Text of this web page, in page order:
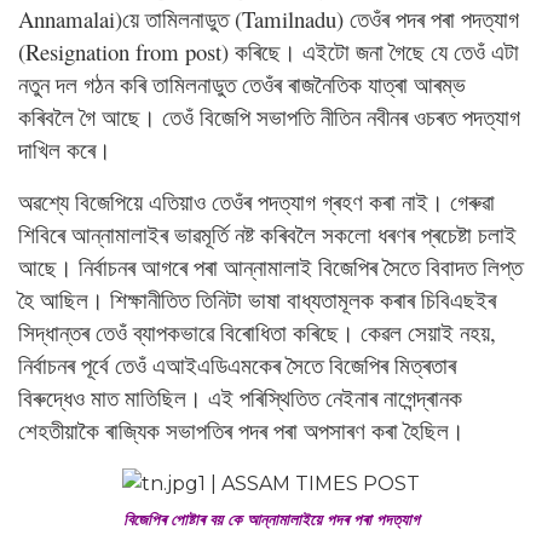
Annamalai)য়ে তামিলনাডুত (Tamilnadu) তেওঁৰ পদৰ পৰা পদত্যাগ
(Resignation from post) কৰিছে। এইটো জনা গৈছে যে তেওঁ এটা
নতুন দল গঠন কৰি তামিলনাডুত তেওঁৰ ৰাজনৈতিক যাত্ৰা আৰম্ভ
কৰিবলৈ গৈ আছে। তেওঁ বিজেপি সভাপতি নীতিন নবীনৰ ওচৰত পদত্যাগ
দাখিল কৰে।
অৱশ্যে বিজেপিয়ে এতিয়াও তেওঁৰ পদত্যাগ গ্ৰহণ কৰা নাই। গেৰুৱা
শিবিৰে আন্নামালাইৰ ভাৱমূৰ্তি নষ্ট কৰিবলৈ সকলো ধৰণৰ প্ৰচেষ্টা চলাই
আছে। নিৰ্বাচনৰ আগৰে পৰা আন্নামালাই বিজেপিৰ সৈতে বিবাদত লিপ্ত
হৈ আছিল। শিক্ষানীতিত তিনিটা ভাষা বাধ্যতামূলক কৰাৰ চিবিএছইৰ
সিদ্ধান্তৰ তেওঁ ব্যাপকভাৱে বিৰোধিতা কৰিছে। কেৱল সেয়াই নহয়,
নিৰ্বাচনৰ পূৰ্বে তেওঁ এআইএডিএমকেৰ সৈতে বিজেপিৰ মিত্ৰতাৰ
বিৰুদ্ধেও মাত মাতিছিল। এই পৰিস্থিতিত নেইনাৰ নাগেন্দ্ৰানক
শেহতীয়াকৈ ৰাজ্যিক সভাপতিৰ পদৰ পৰা অপসাৰণ কৰা হৈছিল।
বিজেপিৰ পোষ্টাৰ বয় কে আন্নামালাইয়ে পদৰ পৰা পদত্যাগ